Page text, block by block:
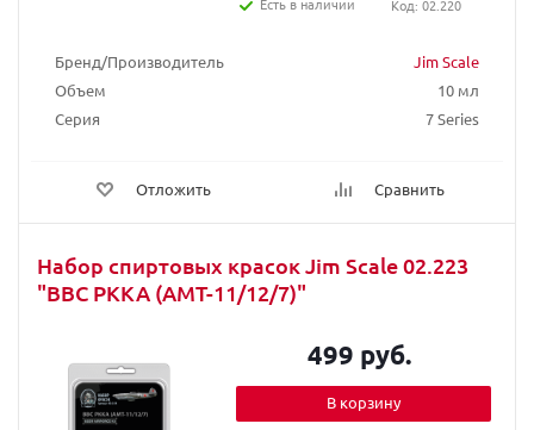
Бренд/Производитель
Jim Scale
Объем
10 мл
Серия
7 Series
Отложить Сравнить
Код: 02.220
Набор спиртовых красок Jim Scale 02.223
"ВВС РККА (АМТ-11/12/7)"
499 руб.
В корзину